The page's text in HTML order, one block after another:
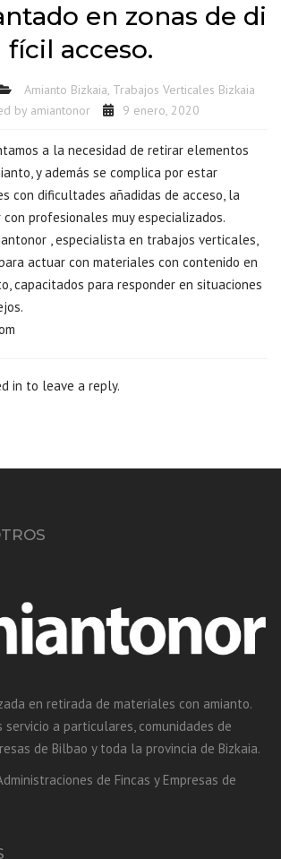
en zonas de di
fícil acceso.
Amianto Bizkaia, Trabajos Verticales Bizkaia
by amiantonor 9 enero, 2020
a la necesidad de retirar elementos
y además se complica por estar
con dificultades añadidas de acceso, la
profesionales muy especializados.
, especialista en trabajos verticales,
actuar con materiales con contenido en
capacitados para responder en situaciones
in to leave a reply.
en retirada de materiales con amianto.
servicio a particulares, comunidades de
de Bilbao y toda la provincia de Bizkaia.
de Fincas y Empresas de